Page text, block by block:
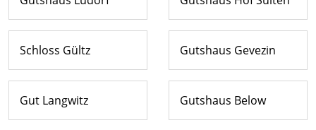
Schloss Gültz Gutshaus Gevezin
Gut Langwitz Gutshaus Below